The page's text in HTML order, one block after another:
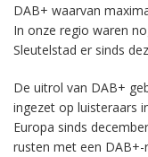
DAB+ waarvan
In onze regio waren
Sleutelstad er sinds
De uitrol van DAB+
ingezet op luisteraars
Europa sinds
rusten met een